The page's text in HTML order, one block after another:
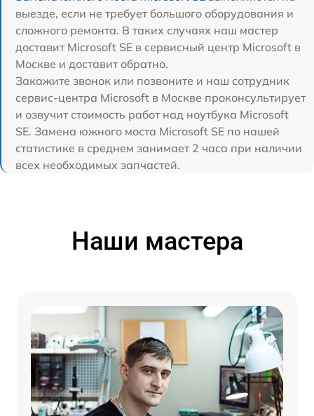
выезде, если не требует большого оборудования и
сложного ремонта. В таких случаях наш мастер
доставит Microsoft SE в сервисный центр Microsoft в
Москве и доставит обратно.
Закажите звонок или позвоните и наш сотрудник
сервис-центра Microsoft в Москве проконсультирует
и озвучит стоимость работ над ноутбука Microsoft
SE. Замена южного моста Microsoft SE по нашей
статистике в среднем занимает 2 часа при наличии
всех необходимых запчастей.
Наши мастера